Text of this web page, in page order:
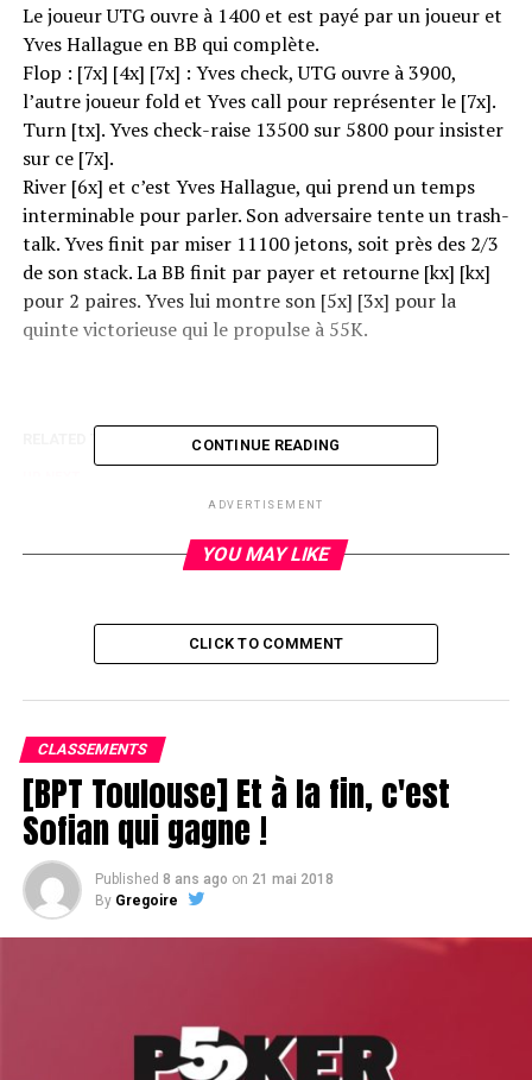
Le joueur UTG ouvre à 1400 et est payé par un joueur et
Yves Hallague en BB qui complète.
Flop : [7x] [4x] [7x] : Yves check, UTG ouvre à 3900,
l’autre joueur fold et Yves call pour représenter le [7x].
Turn [tx]. Yves check-raise 13500 sur 5800 pour insister
sur ce [7x].
River [6x] et c’est Yves Hallague, qui prend un temps
interminable pour parler. Son adversaire tente un trash-
talk. Yves finit par miser 11100 jetons, soit près des 2/3
de son stack. La BB finit par payer et retourne [kx] [kx]
pour 2 paires. Yves lui montre son [5x] [3x] pour la
quinte victorieuse qui le propulse à 55K.
Nouvelle table de la mort
Dernières news en vrac
CONTINUE READING
ADVERTISEMENT
YOU MAY LIKE
CLICK TO COMMENT
CLASSEMENTS
[BPT Toulouse] Et à la fin, c'est
Sofian qui gagne !
Published 8 ans ago on 21 mai 2018
By Gregoire